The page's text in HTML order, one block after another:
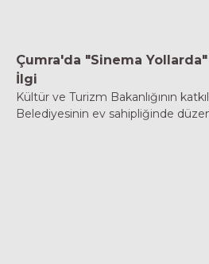
Çumra'da "Sinema
İlgi
Kültür ve Turizm Bakanlığının
Belediyesinin ev sahipliğinde